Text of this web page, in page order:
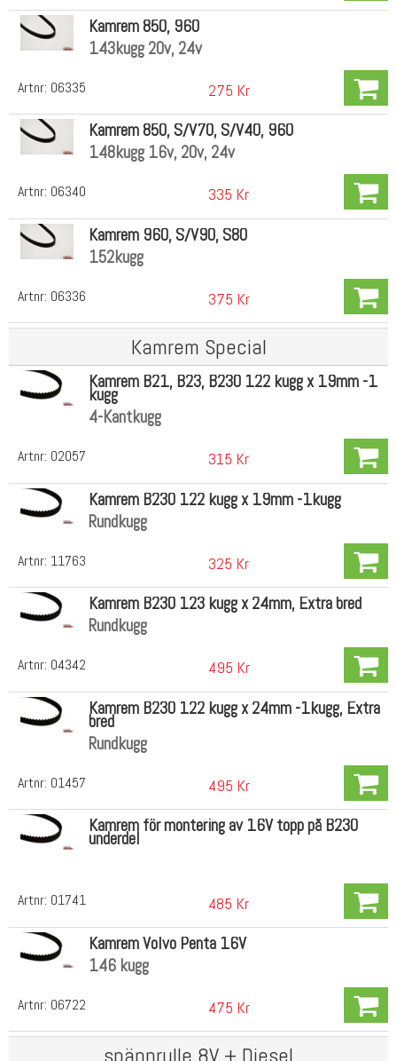
Artnr: 06335
Kamrem 850, 960
143kugg 20v, 24v
275 Kr
Artnr: 06340
Kamrem 850, S/V70, S/V40, 960
148kugg 16v, 20v, 24v
335 Kr
Artnr: 06336
Kamrem 960, S/V90, S80
152kugg
375 Kr
Kamrem Special
Artnr: 02057
Kamrem B21, B23, B230 122 kugg x 19mm -1
kugg
4-Kantkugg
315 Kr
Artnr: 11763
Kamrem B230 122 kugg x 19mm -1kugg
Rundkugg
325 Kr
Artnr: 04342
Kamrem B230 123 kugg x 24mm, Extra bred
Rundkugg
495 Kr
Artnr: 01457
Kamrem B230 122 kugg x 24mm -1kugg, Extra
bred
Rundkugg
495 Kr
Artnr: 01741
Kamrem för montering av 16V topp på B230
underdel
485 Kr
Artnr: 06722
Kamrem Volvo Penta 16V
146 kugg
475 Kr